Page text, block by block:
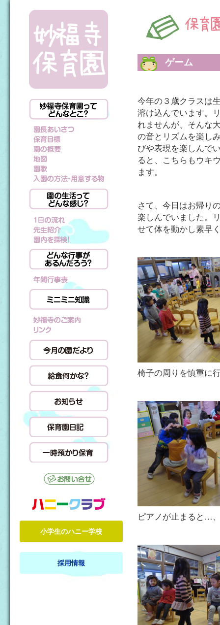
小学生のハニー学校
採用情報
ゲーム
今年の３歳クラスは
溶け込んでいます。
れませんが、そんな
の音とリズムを楽し
びや表現を楽しんで
ると、こちらもウキ
ます。
さて、今日はお帰り
楽しんでいました。
せて体を動かし素早
椅子の周りを慎重に
ピアノが止まると…